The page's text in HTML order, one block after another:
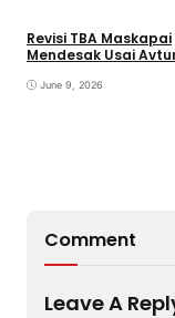
Revisi TBA Maskapai
Mendesak Usai
June 9, 2026
Comment
Leave A